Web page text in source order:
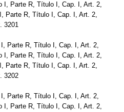
I, Parte R, Título I, Cap. I, Art. 2,
Parte R, Título I, Cap. I, Art. 2,
3201
Parte R, Título I, Cap. I, Art. 2,
I, Parte R, Título I, Cap. I, Art. 2,
Parte R, Título I, Cap. I, Art. 2,
3202
Parte R, Título I, Cap. I, Art. 2,
I, Parte R, Título I, Cap. I, Art. 2,